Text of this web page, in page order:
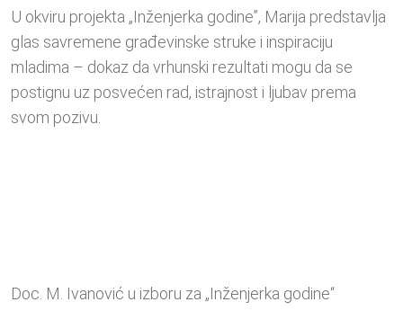
U okviru projekta „Inženjerka godine”, Marija predstavlja
glas savremene građevinske struke i inspiraciju
mladima – dokaz da vrhunski rezultati mogu da se
postignu uz posvećen rad, istrajnost i ljubav prema
svom pozivu.
Doc. M. Ivanović u izboru za „Inženjerka godine“